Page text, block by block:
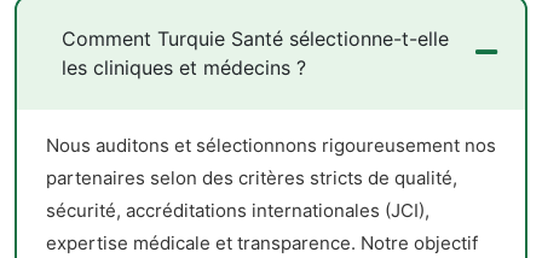
Comment Turquie Santé sélectionne-t-elle
les cliniques et médecins ?
Nous auditons et sélectionnons rigoureusement nos
partenaires selon des critères stricts de qualité,
sécurité, accréditations internationales (JCI),
expertise médicale et transparence. Notre objectif